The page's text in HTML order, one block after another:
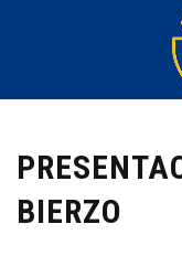
BIERZO